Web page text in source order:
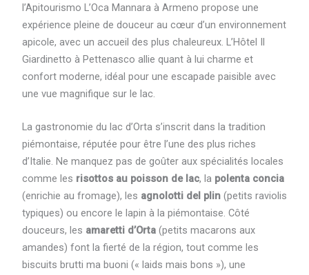
l’Apitourismo L’Oca Mannara à Armeno propose une
expérience pleine de douceur au cœur d’un environnement
apicole, avec un accueil des plus chaleureux. L’Hôtel Il
Giardinetto à Pettenasco allie quant à lui charme et
confort moderne, idéal pour une escapade paisible avec
une vue magnifique sur le lac.
La gastronomie du lac d’Orta s’inscrit dans la tradition
piémontaise, réputée pour être l’une des plus riches
d’Italie. Ne manquez pas de goûter aux spécialités locales
comme les risottos au poisson de lac, la polenta concia
(enrichie au fromage), les agnolotti del plin(petits raviolis
typiques) ou encore le lapin à la piémontaise. Côté
douceurs, les amaretti d’Orta(petits macarons aux
amandes) font la fierté de la région, tout comme les
biscuits brutti ma buoni (« laids mais bons »), une